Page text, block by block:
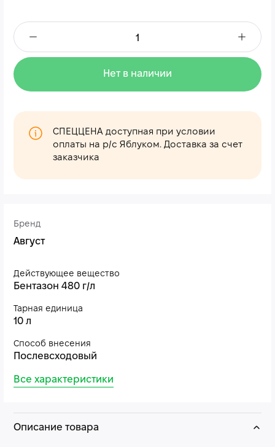
Бренд
Август
Действующее вещество
Бентазон 480 г/л
Тарная единица
10 л
Способ внесения
Послевсходовый
Все характеристики
Нет в наличии
СПЕЦЦЕНА доступная при условии
оплаты на р/с Яблуком. Доставка за счет
заказчика
Описание товара